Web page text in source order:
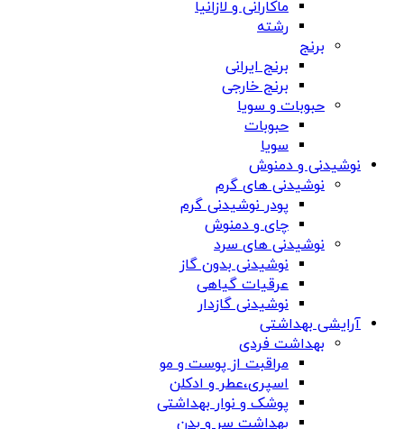
ماکارانی و لازانیا
رشته
برنج
برنج ایرانی
برنج خارجی
حبوبات و سویا
حبوبات
سویا
نوشیدنی و دمنوش
نوشیدنی های گرم
پودر نوشیدنی گرم
چای و دمنوش
نوشیدنی های سرد
نوشیدنی بدون گاز
عرقیات گیاهی
نوشیدنی گازدار
آرایشی بهداشتی
بهداشت فردی
مراقبت از پوست و مو
اسپری،عطر و ادکلن
پوشک و نوار بهداشتی
بهداشت سر و بدن